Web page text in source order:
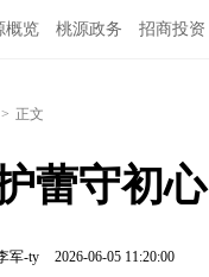
概览 桃源政务 招商投资
> 正文
蕾守初
军-ty 2026-06-05 11:20:00